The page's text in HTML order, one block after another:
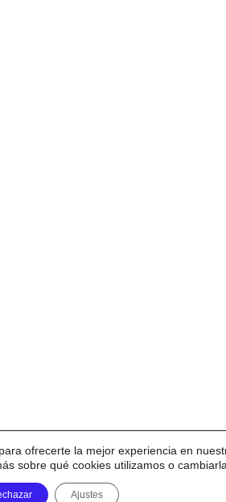
ofrecerte la mejor experiencia en
sobre qué cookies utilizamos o
Ajustes